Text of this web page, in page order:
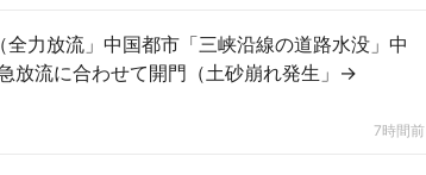
力放流」中国都市「三峡沿線の道路水没」中
放流に合わせて開門（土砂崩れ発生」→
7時間前